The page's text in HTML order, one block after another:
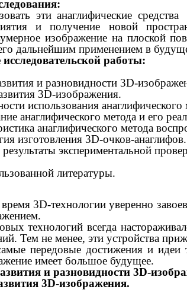
эти анаглифические
и получение новой
изображение на плоской
дальнейшим применением в
работы:
и разновидности 3D-
3D-изображения.
использования анаглифического
анаглифического метода и его
анаглифического метода
изготовления 3D-очков-анаглифов.
экспериментальной
литературы.
3D-технологии уверенно
технологий всегда
Тем не менее, эти устройства
передовые достижения и
имеет большое будущее.
и разновидности 3D-
3D-изображения.